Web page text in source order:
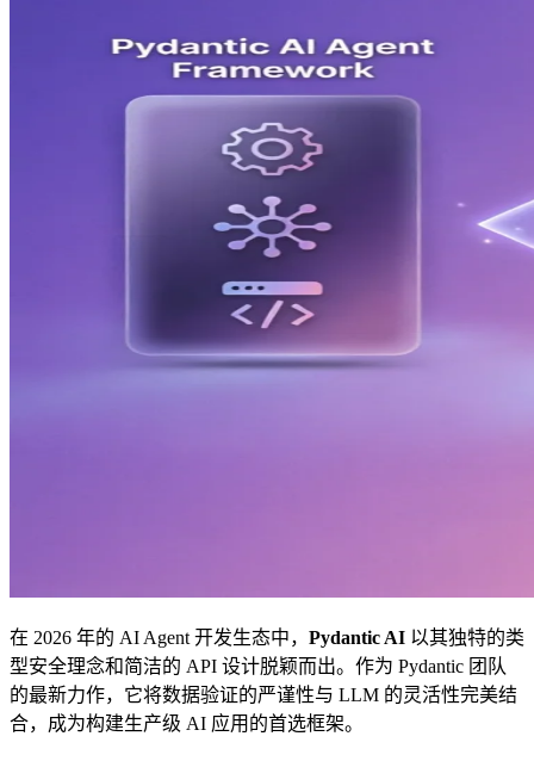
在 2026 年的 AI Agent 开发生态中， Pydantic AI 以其独特的类
型安全理念和简洁的 API 设计脱颖而出。作为 Pydantic 团队
的最新力作，它将数据验证的严谨性与 LLM 的灵活性完美结
合，成为构建生产级 AI 应用的首选框架。